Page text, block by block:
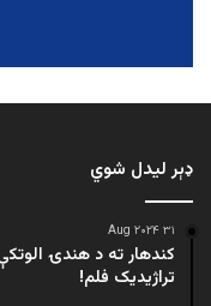
ډېر لیدل شوي
۳۱ Aug ۲۰۲۴
کندهار ته د هندۍ
تراژيديک فلم!